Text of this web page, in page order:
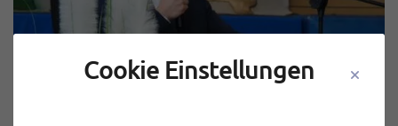
Cookie Einstellungen